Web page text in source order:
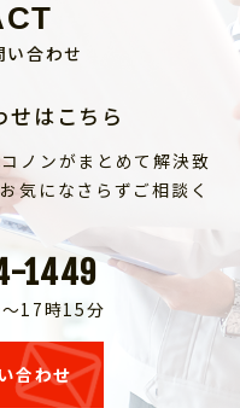
い合わせ
せはこちら
ノンがまとめて解決致
気になさらずご相談く
1449
17時15分
合わせ